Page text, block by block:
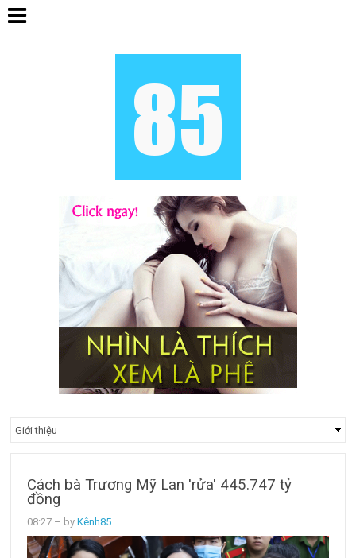
Cách bà Trương Mỹ Lan 'rửa' 445.747 tỷ
đồng
08:27 – byKênh85